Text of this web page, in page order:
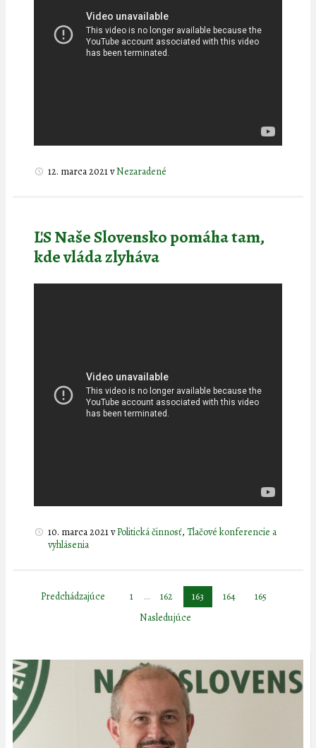
12. marca 2021vNezaradené
ĽS Naše Slovensko pomáha tam,
kde vláda zlyháva
10. marca 2021vPolitická činnosť, Tlačové konferencie a
vyhlásenia
Stránkovanie
Predchádzajúce 1 … 162 163 164
165
Nasledujúce